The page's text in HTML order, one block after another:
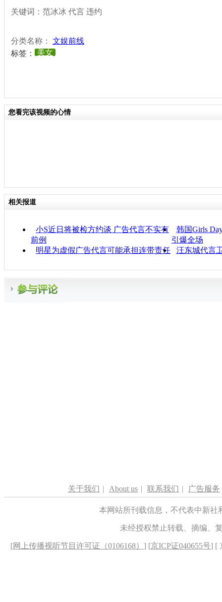
关键词：范冰冰 代言 违约
分类名称： 文娱前线
标签：
美女
您看完该视频的心情
相关报道
小S近日将被检方约谈 广告代言不实有
前例
韩国Girls
引爆全场
明星为虚假广告代言可能承担连带责任
汪东城代言
关于我们 | About us | 联系我们 | 广告服务
本网站所刊载信息，不代表中新
未经授权禁止转载、摘编、
[网上传播视听节目许可证（0106168） ] [京ICP证040655号] [